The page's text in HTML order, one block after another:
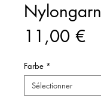
Nylongarn
11,00 €Prix
Farbe *